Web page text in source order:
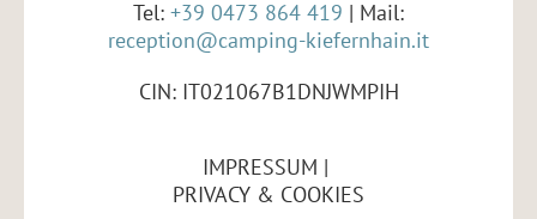
Tel: +39 0473 864 419 | Mail:
reception@camping-kiefernhain.it
CIN: IT021067B1DNJWMPIH
IMPRESSUM
PRIVACY & COOKIES